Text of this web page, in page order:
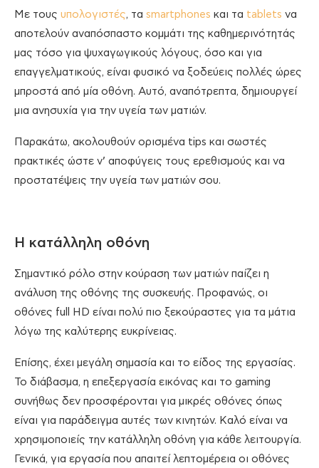
Με τους υπολογιστές, τα smartphones και τα tablets να
αποτελούν αναπόσπαστο κομμάτι της καθημερινότητάς
μας τόσο για ψυχαγωγικούς λόγους, όσο και για
επαγγελματικούς, είναι φυσικό να ξοδεύεις πολλές ώρες
μπροστά από μία οθόνη. Αυτό, αναπότρεπτα, δημιουργεί
μια ανησυχία για την υγεία των ματιών.
Παρακάτω, ακολουθούν ορισμένα tips και σωστές
πρακτικές ώστε ν’ αποφύγεις τους ερεθισμούς και να
προστατέψεις την υγεία των ματιών σου.
Η κατάλληλη οθόνη
Σημαντικό ρόλο στην κούραση των ματιών παίζει η
ανάλυση της οθόνης της συσκευής. Προφανώς, οι
οθόνες full HD είναι πολύ πιο ξεκούραστες για τα μάτια
λόγω της καλύτερης ευκρίνειας.
Επίσης, έχει μεγάλη σημασία και το είδος της εργασίας.
Το διάβασμα, η επεξεργασία εικόνας και το gaming
συνήθως δεν προσφέρονται για μικρές οθόνες όπως
είναι για παράδειγμα αυτές των κινητών. Καλό είναι να
χρησιμοποιείς την κατάλληλη οθόνη για κάθε λειτουργία.
Γενικά, για εργασία που απαιτεί λεπτομέρεια οι οθόνες